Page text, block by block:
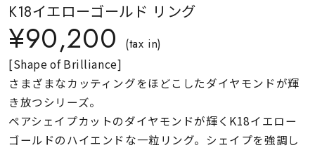
ファッションテイス
ト
着用シーン
コレクション
K18イエローゴールド リング
¥90,200 (tax in)
[Shape of Brilliance]
さまざまなカッティングをほどこしたダイヤモンドが輝
き放つシリーズ。
ペアシェイプカットのダイヤモンドが輝くK18イエロー
ゴールドのハイエンドな一粒リング。シェイプを強調し